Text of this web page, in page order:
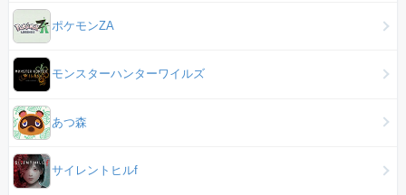
ポケモンZA
モンスターハンターワイルズ
あつ森
サイレントヒルf